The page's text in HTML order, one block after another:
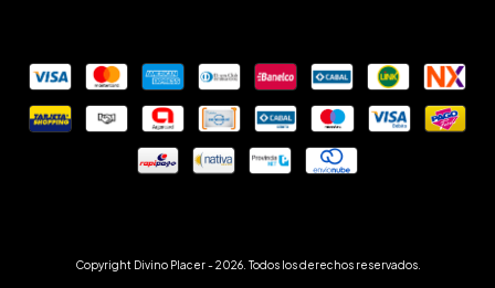
Copyright Divino Placer - 2026. Todos los derechos reservados.